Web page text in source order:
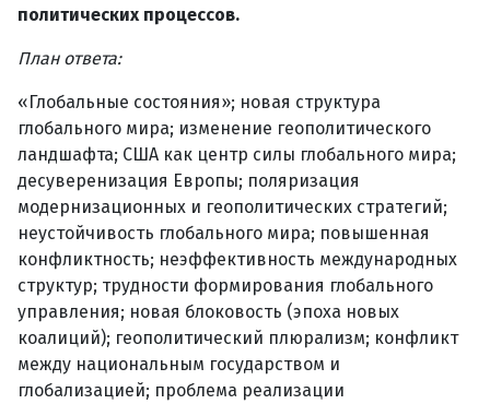
политических процессов.
План ответа:
«Глобальные состояния»; новая структура
глобального мира; изменение геополитического
ландшафта; США как центр силы глобального мира;
десуверенизация Европы; поляризация
модернизационных и геополитических стратегий;
неустойчивость глобального мира; повышенная
конфликтность; неэффективность международных
структур; трудности формирования глобального
управления; новая блоковость (эпоха новых
коалиций); геополитический плюрализм; конфликт
между национальным государством и
глобализацией; проблема реализации